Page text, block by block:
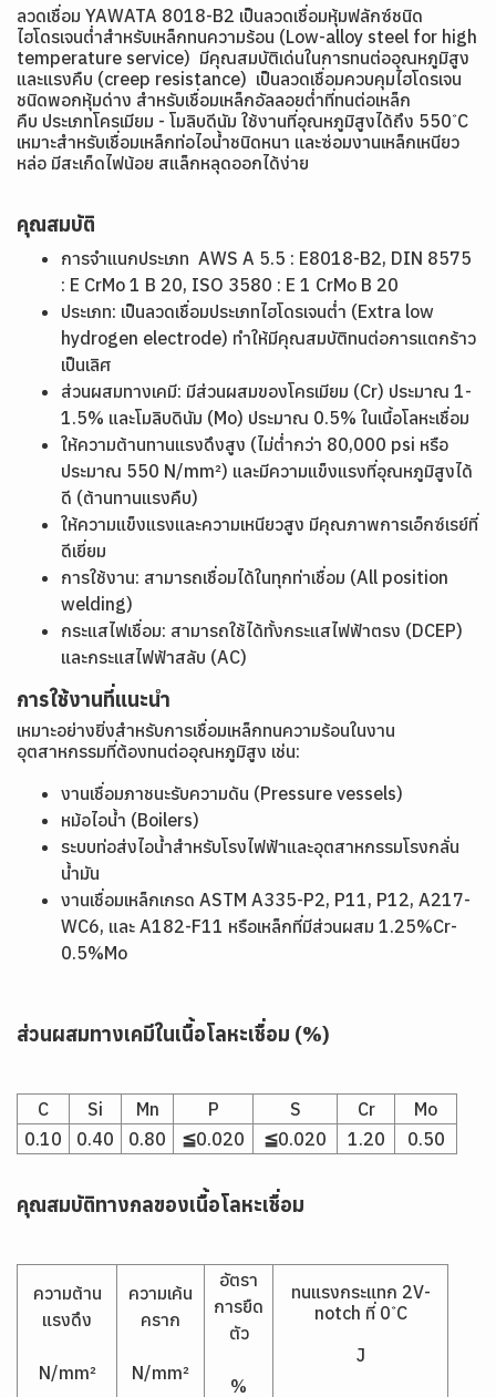
ลวดเชื่อม YAWATA 8018-B2 เป็นลวดเชื่อมหุ้มฟลักซ์ชนิด
ไฮโดรเจนต่ำสำหรับเหล็กทนความร้อน (Low-alloy steel for high
temperature service) มีคุณสมบัติเด่นในการทนต่ออุณหภูมิสูง
และแรงคืบ (creep resistance) เป็นลวดเชื่อมควบคุมไฮโดรเจน
ชนิดพอกหุ้มด่าง สำหรับเชื่อมเหล็กอัลลอยต่ำที่ทนต่อเหล็ก
คืบ ประเภทโครเมียม - โมลิบดีนัม ใช้งานที่อุณหภูมิสูงได้ถึง 550 ํC
เหมาะสำหรับเชื่อมเหล็กท่อไอน้ำชนิดหนา และซ่อมงานเหล็กเหนียว
หล่อ มีสะเก็ดไฟน้อย สแล็กหลุดออกได้ง่าย
คุณสมบัติ
การจำแนกประเภท AWS A 5.5 : E8018-B2, DIN 8575
: E CrMo 1 B 20, ISO 3580 : E 1 CrMo B 20
ประเภท: เป็นลวดเชื่อมประเภทไฮโดรเจนต่ำ (Extra low
hydrogen electrode) ทำให้มีคุณสมบัติทนต่อการแตกร้าว
เป็นเลิศ
ส่วนผสมทางเคมี: มีส่วนผสมของโครเมียม (Cr) ประมาณ 1-
1.5% และโมลิบดินัม (Mo) ประมาณ 0.5% ในเนื้อโลหะเชื่อม
ให้ความต้านทานแรงดึงสูง (ไม่ต่ำกว่า 80,000 psi หรือ
ประมาณ 550 N/mm²) และมีความแข็งแรงที่อุณหภูมิสูงได้
ดี (ต้านทานแรงคืบ)
ให้ความแข็งแรงและความเหนียวสูง มีคุณภาพการเอ็กซ์เรย์ที่
ดีเยี่ยม
การใช้งาน: สามารถเชื่อมได้ในทุกท่าเชื่อม (All position
welding)
กระแสไฟเชื่อม: สามารถใช้ได้ทั้งกระแสไฟฟ้าตรง (DCEP)
และกระแสไฟฟ้าสลับ (AC)
การใช้งานที่แนะนำ
เหมาะอย่างยิ่งสำหรับการเชื่อมเหล็กทนความร้อนในงาน
อุตสาหกรรมที่ต้องทนต่ออุณหภูมิสูง เช่น:
งานเชื่อมภาชนะรับความดัน (Pressure vessels)
หม้อไอน้ำ (Boilers)
ระบบท่อส่งไอน้ำสำหรับโรงไฟฟ้าและอุตสาหกรรมโรงกลั่น
น้ำมัน
งานเชื่อมเหล็กเกรด ASTM A335-P2, P11, P12, A217-
WC6, และ A182-F11 หรือเหล็กที่มีส่วนผสม 1.25%Cr-
0.5%Mo
ส่วนผสมทางเคมีในเนื้อโลหะเชื่อม (%)
C Si Mn P S Cr
Mo
0.10
0.40 0.80 ≦0.020 ≦0.020 1.20 0.50
คุณสมบัติทางกลของเนื้อโลหะเชื่อม
ความต้าน
แรงดึง
N/mm²
ความเค้น
คราก
N/mm²
อัตรา
การยืด
ตัว
%
ทนแรงกระแทก 2V-
notch ที่ 0 ํC
J